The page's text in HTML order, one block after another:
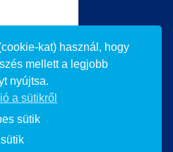
kat) használ, hogy
mellett a legjobb
nyújtsa.
a sütikről
sütik